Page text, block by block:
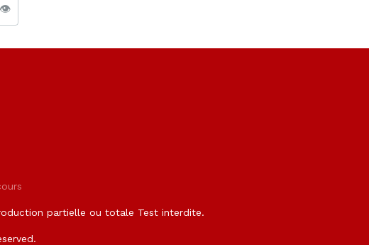
👁️
partielle ou totale Test interdite.